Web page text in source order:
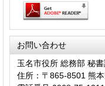
お問い合わせ
玉名市役所 総務部 秘書
住所：〒865-8501 熊